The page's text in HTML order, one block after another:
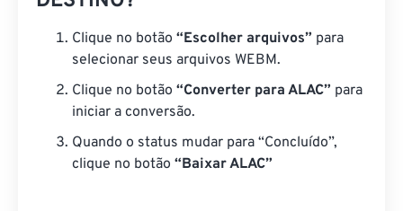
Clique no botão “Escolher arquivos” para
selecionar seus arquivos WEBM.
Clique no botão “Converter para ALAC” para
iniciar a conversão.
Quando o status mudar para “Concluído”,
clique no botão “Baixar ALAC”